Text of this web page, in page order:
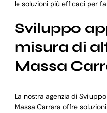
le soluzioni più efficaci per
Sviluppo
misura di
Massa
La nostra agenzia di
Massa Carrara offre